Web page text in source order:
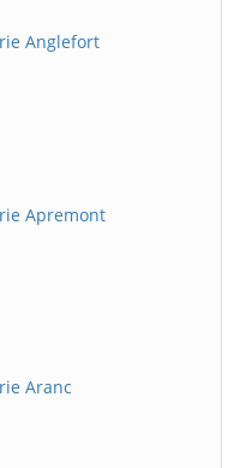
Anglefort
Apremont
Aranc